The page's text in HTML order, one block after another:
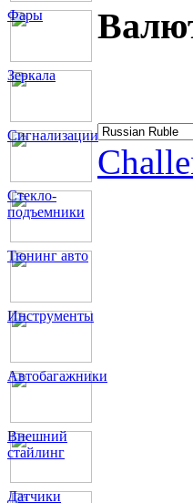
Фары
Зеркала
Сигнализации
Стекло-
подъемники
Тюнинг авто
Инструменты
Автобагажники
Внешний
стайлинг
Датчики